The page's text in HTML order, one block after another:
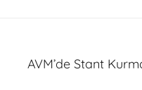
AVM’de Stant